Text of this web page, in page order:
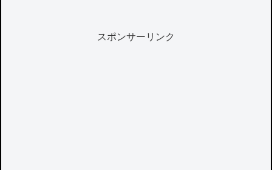
スポンサーリンク